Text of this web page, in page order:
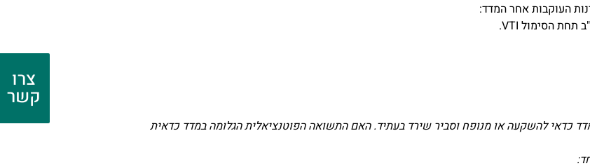
העוקבות אחר המדד:
כדאי להשקעה או מנופח וסביר שירד בעתיד. האם התשואה הפוטנציאלית הגלומה במדד כדאית
צרו
קשר